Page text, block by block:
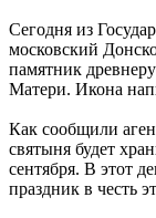
Сегодня из
московский
памятник
Матери. Икона
Как сообщили
святыня будет
сентября. В этот
праздник в честь